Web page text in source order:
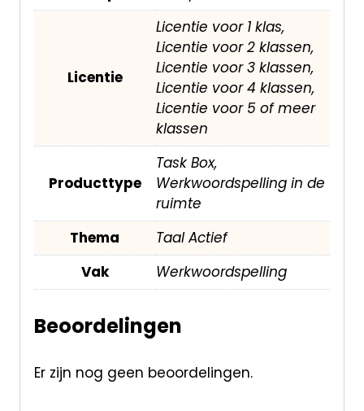
Licentie
Licentie voor 1 klas,
Licentie voor 2 klassen,
Licentie voor 3 klassen,
Licentie voor 4 klassen,
Licentie voor 5 of meer
klassen
Producttype
Task Box,
Werkwoordspelling in de
ruimte
Thema
Taal Actief
Vak
Werkwoordspelling
Beoordelingen
Er zijn nog geen beoordelingen.